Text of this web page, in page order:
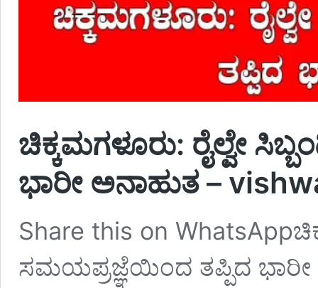
ಚಿಕ್ಕಮಗಳೂರು: ರೈಲ್ವೇ
ಭಾರೀ ಅನಾಹುತ –
Share this on
ಸಮಯಪ್ರಜ್ಞೆಯಿಂದ ತಪ್ಪಿದ ಭಾರೀ